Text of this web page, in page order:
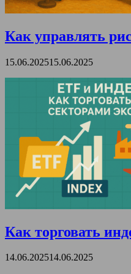
Как управлять
15.06.202515.06.2025
Как торговать
14.06.202514.06.2025